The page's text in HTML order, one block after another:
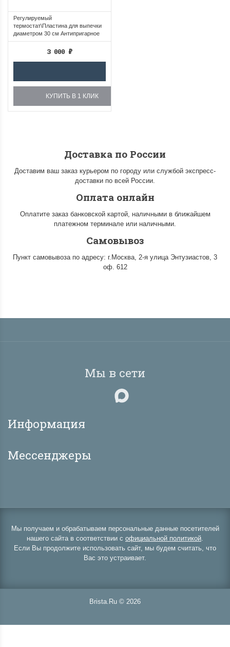
Регулируемый
термостат\Пластина для выпечки
диаметром 30 см Антипригарное
покрытие\Прорезиненные...
3 000₽
КУПИТЬ В 1 КЛИК
Доставка по России
Доставим ваш заказ курьером по городу или службой экспресс-
доставки по всей России.
Оплата онлайн
Оплатите заказ банковской картой, наличными в ближайшем
платежном терминале или наличными.
Самовывоз
Пункт самовывоза по адресу: г.Москва, 2-я улица Энтузиастов, 3
оф. 612
Мы в сети
Информация
Мессенджеры
Мы получаем и обрабатываем персональные данные посетителей
нашего сайта в соответствии с официальной политикой.
Если Вы продолжите использовать сайт, мы будем считать, что
Вас это устраивает.
Brista.Ru © 2026